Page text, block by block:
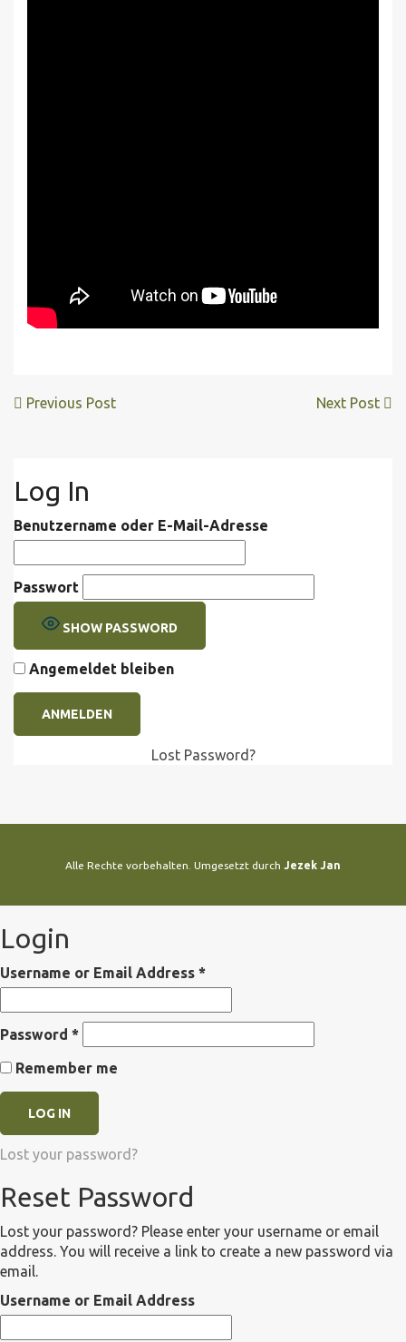
Previous Post Next Post
Log In
Benutzername oder E-Mail-Adresse
Passwort
SHOW PASSWORD
Angemeldet bleiben
Lost Password?
Alle Rechte vorbehalten. Umgesetzt durch Jezek Jan
Login
Username or Email Address *
Password *
Remember me
Lost your password?
Reset Password
Lost your password? Please enter your username or email
address. You will receive a link to create a new password via
email.
Username or Email Address